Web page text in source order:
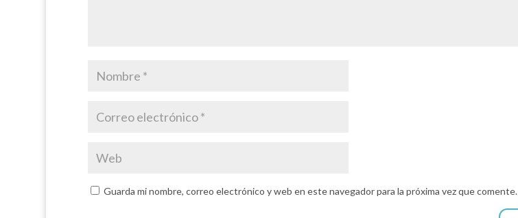
Guarda mi nombre, correo electrónico y web en este navegador para la próxima vez que comente.